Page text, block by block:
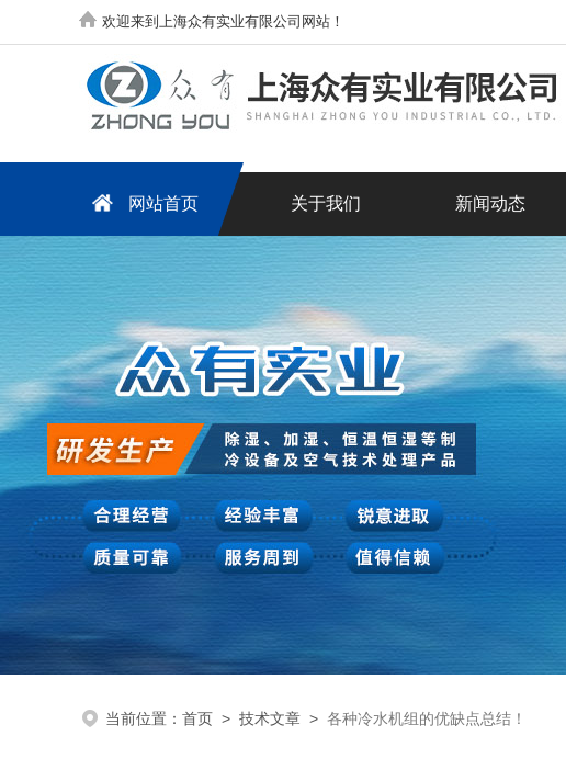
欢迎来到上海众有实业有限公司网站！
网站首页 关于我们 新闻动态
当前位置： 首页 > 技术文章 > 各种冷水机组的优缺点总结！